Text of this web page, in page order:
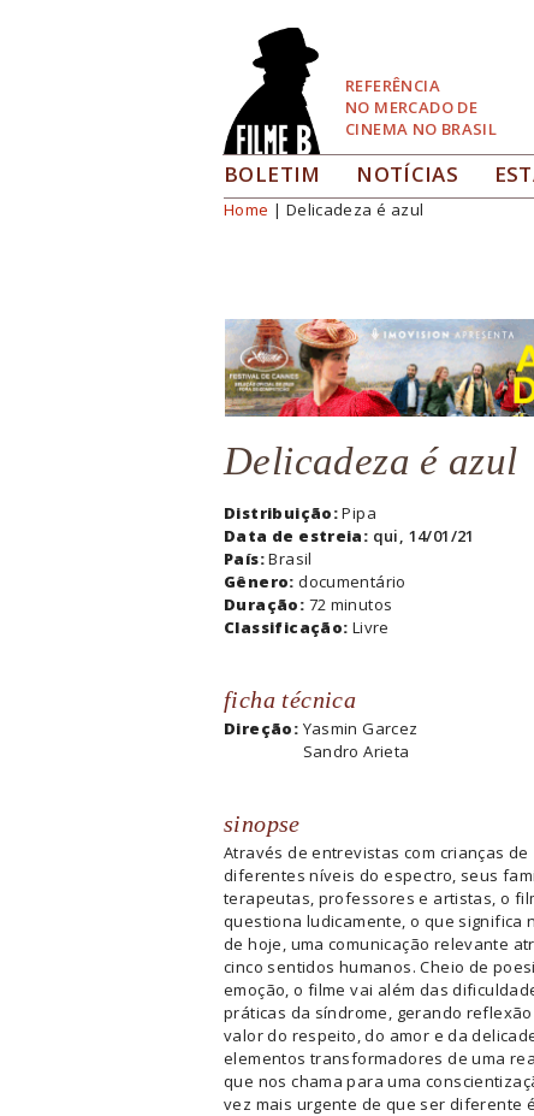
REFERÊNCIA
NO MERCADO DE
CINEMA NO BRASIL
BOLETIM NOTÍCIAS
Você está aqui
Home | Delicadeza é azul
Delicadeza é azul
Distribuição:Pipa
Data de estreia: qui, 14/01/21
País:Brasil
Gênero:documentário
Duração: 72 minutos
Classificação: Livre
ficha técnica
Direção: Yasmin Garcez
Sandro Arieta
sinopse
Através de entrevistas com crianças de
diferentes níveis do espectro, seus
terapeutas, professores e artistas, o
questiona ludicamente, o que significa
de hoje, uma comunicação relevante
cinco sentidos humanos. Cheio de
emoção, o filme vai além das
práticas da síndrome, gerando
valor do respeito, do amor e da
elementos transformadores de uma
que nos chama para uma
vez mais urgente de que ser diferente